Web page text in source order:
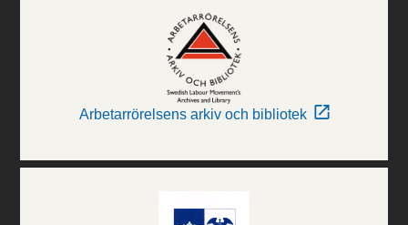
Arbetarrörelsens arkiv och bibliotek